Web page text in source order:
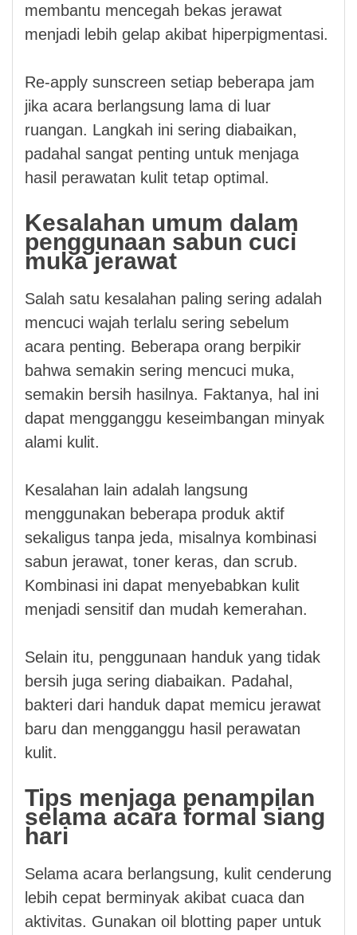
membantu mencegah bekas jerawat
menjadi lebih gelap akibat hiperpigmentasi.
Re-apply sunscreen setiap beberapa jam
jika acara berlangsung lama di luar
ruangan. Langkah ini sering diabaikan,
padahal sangat penting untuk menjaga
hasil perawatan kulit tetap optimal.
Kesalahan umum dalam
penggunaan sabun cuci
muka jerawat
Salah satu kesalahan paling sering adalah
mencuci wajah terlalu sering sebelum
acara penting. Beberapa orang berpikir
bahwa semakin sering mencuci muka,
semakin bersih hasilnya. Faktanya, hal ini
dapat mengganggu keseimbangan minyak
alami kulit.
Kesalahan lain adalah langsung
menggunakan beberapa produk aktif
sekaligus tanpa jeda, misalnya kombinasi
sabun jerawat, toner keras, dan scrub.
Kombinasi ini dapat menyebabkan kulit
menjadi sensitif dan mudah kemerahan.
Selain itu, penggunaan handuk yang tidak
bersih juga sering diabaikan. Padahal,
bakteri dari handuk dapat memicu jerawat
baru dan mengganggu hasil perawatan
kulit.
Tips menjaga penampilan
selama acara formal siang
hari
Selama acara berlangsung, kulit cenderung
lebih cepat berminyak akibat cuaca dan
aktivitas. Gunakan oil blotting paper untuk